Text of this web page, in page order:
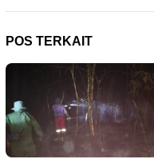
POS TERKAIT